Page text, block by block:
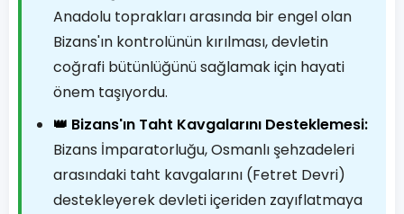
Anadolu toprakları arasında bir engel olan
Bizans'ın kontrolünün kırılması, devletin
coğrafi bütünlüğünü sağlamak için hayati
önem taşıyordu.
👑 Bizans'ın Taht Kavgalarını Desteklemesi:
Bizans İmparatorluğu, Osmanlı şehzadeleri
arasındaki taht kavgalarını (Fetret Devri)
destekleyerek devleti içeriden zayıflatmaya